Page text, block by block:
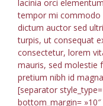
lacinia orci
tempor mi commodo
dictum auctor sed
turpis, ut consequat
consectetur, lorem
mauris, sed molestie
pretium nibh id
[separator
bottom_margin=